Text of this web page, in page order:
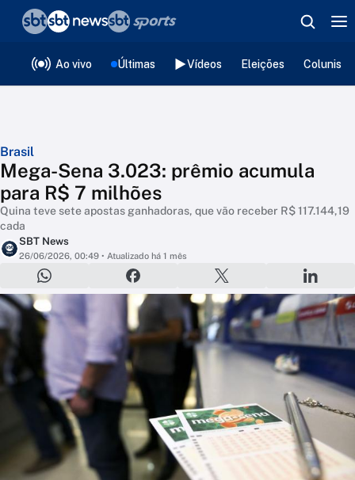
Ao vivo Últimas Vídeos Eleições
Brasil
Mega-Sena 3.023: prêmio acumula
para R$ 7 milhões
Quina teve sete apostas ganhadoras, que vão receber R$ 117.144,19
cada
SBT News
26/06/2026, 00:49 • Atualizado há 1 mês
❮voltar
Editorias